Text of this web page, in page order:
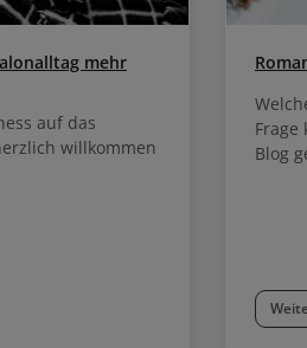
mehr
auf das
willkommen
Blog